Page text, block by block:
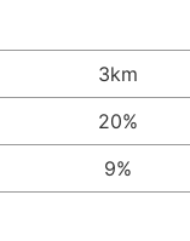
3km
20%
9%